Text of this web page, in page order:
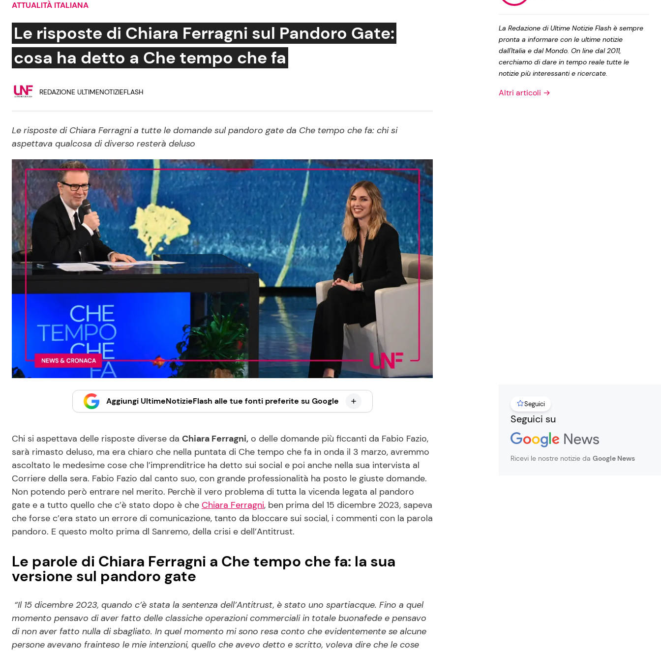
Social News
News dal mondo
Benessere
Mondo Mamma
News benessere
Salute
Viaggi e Turismo
Festività
Le Ricette in TV
Ricette Facili e Veloci
Ricette Feste
Ricette per Bambini
Privacy Policy
ATTUALITÀ ITALIANA
Le risposte di Chiara Ferragni sul Pandoro Gate:
cosa ha detto a Che tempo che fa
REDAZIONE ULTIMENOTIZIEFLASH
Le risposte di Chiara Ferragni a tutte le domande sul pandoro gate da Che tempo che fa: chi si
aspettava qualcosa di diverso resterà deluso
Aggiungi UltimeNotizieFlash alle tue fonti preferite su Google
Chi si aspettava delle risposte diverse da Chiara Ferragni, o delle domande più ficcanti da Fabio Fazio,
sarà rimasto deluso, ma era chiaro che nella puntata di Che tempo che fa in onda il 3 marzo, avremmo
ascoltato le medesime cose che l’imprenditrice ha detto sui social e poi anche nella sua intervista al
Corriere della sera. Fabio Fazio dal canto suo, con grande professionalità ha posto le giuste domande.
Non potendo però entrare nel merito. Perchè il vero problema di tutta la vicenda legata al pandoro
gate e a tutto quello che c’è stato dopo è che Chiara Ferragni, ben prima del 15 dicembre 2023, sapeva
che forse c’era stato un errore di comunicazione, tanto da bloccare sui social, i commenti con la parola
pandoro. E questo molto prima dl Sanremo, della crisi e dell’Antitrust.
Le parole di Chiara Ferragni a Che tempo che fa: la sua
versione sul pandoro gate
“Il 15 dicembre 2023, quando c’è stata la sentenza dell’Antitrust, è stato uno spartiacque. Fino a quel
momento pensavo di aver fatto delle classiche operazioni commerciali in totale buonafede e pensavo
di non aver fatto nulla di sbagliato. In quel momento mi sono resa conto che evidentemente se alcune
persone avevano frainteso le mie intenzioni, quello che avevo detto e scritto, voleva dire che le cose
La Redazione di Ultime Notizie Flash è sempre
pronta a informare con le ultime notizie
dall'Italia e dal Mondo. On line dal 2011,
cerchiamo di dare in tempo reale tutte le
notizie più interessanti e ricercate.
Altri articoli →
Seguici
Seguici su
Ricevi le nostre notizie da Google News